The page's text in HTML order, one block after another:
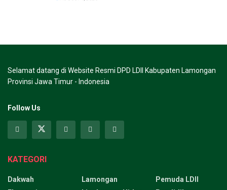
Selamat datang di Website Resmi DPD LDII Kabupaten Lamongan
Provinsi Jawa Timur - Indonesia
Follow Us
KATEGORI
Dakwah
Lamongan
Pemuda LDII